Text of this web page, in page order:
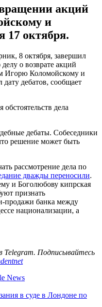
акций
и
17 октября.
8 октября, завершил
о возврате акций
Игорю Коломойскому и
дебатов, сообщает
дела
дебаты. Собеседники
решение может быть
рассмотрение дела по
дважды переносили.
и Боголюбову кипрская
признать
продажи банка между
национализации, а
Telegram. Подписывайтесь
News
в суде в Лондоне по